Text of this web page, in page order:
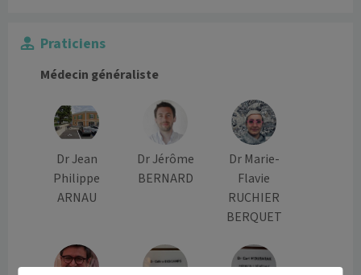
Praticiens
Médecin généraliste
Dr Jean
Philippe
ARNAU
Dr Jérôme
BERNARD
Dr Marie-
Flavie
RUCHIER
BERQUET